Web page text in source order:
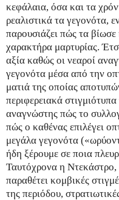
κεφάλαια, όσα και τα
ρεαλιστικά τα γεγονότα,
παρουσιάζει πώς τα βίωσε
χαρακτήρα μαρτυρίας.
αξία καθώς οι νεαροί
γεγονότα μέσα από την
ματιά της οποίας
περιφερειακά
αναγνώστης πώς το
πώς ο καθένας επιλέγει
μεγάλα γεγονότα
ήδη ξέρουμε σε ποια
Ταυτόχρονα η
παραθέτει κομβικές
της περιόδου,